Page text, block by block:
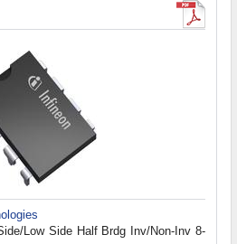
Low Side Half Brdg Inv/Non-Inv 8-